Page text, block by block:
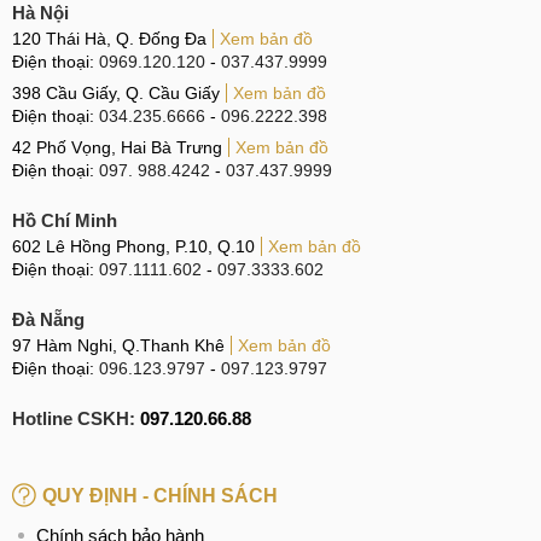
mà hơn. Tần số chạm cảm ứng của máy cũng rất cao, lên
tới 500 Hz cho 1 ngón tay và 300Hz cho nhiều ngón, giúp
cho game thủ có thể thao tác trên màn hình vô cùng nhạy.
Với những công nghệ hàng đầu hỗ trợ cho chơi game trên
điện thoại, Gaming Phone có thể được miêu tả bằng một từ
hoàn hảo.
Màn hình 165 Hz
Thiết kế gaming
Với mục đích chuyên dụng cho game, điện thoại được thiết
Nubia đã tập trung vào tối ưu hóa khối lưng để giảm trọng
loại bỏ để tạo ra một thiết kế nhẹ nhàng hơn.
Hà Nội
120 Thái Hà, Q. Đống Đa
Xem bản đồ
Điện thoại: 0969.120.120 - 037.437.9999
398 Cầu Giấy, Q. Cầu Giấy
Xem bản đồ
Điện thoại: 034.235.6666 - 096.2222.398
42 Phố Vọng, Hai Bà Trưng
Xem bản đồ
Điện thoại: 097. 988.4242 - 037.437.9999
Hồ Chí Minh
602 Lê Hồng Phong, P.10, Q.10
Xem bản đồ
Điện thoại: 097.1111.602 - 097.3333.602
Đà Nẵng
97 Hàm Nghi, Q.Thanh Khê
Xem bản đồ
Điện thoại: 096.123.9797 - 097.123.9797
Hotline CSKH: 097.120.66.88
QUY ĐỊNH - CHÍNH SÁCH
Chính sách bảo hành